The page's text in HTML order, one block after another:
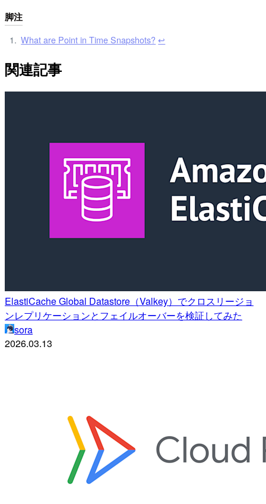
脚注
What are Point in Time Snapshots? ↩︎
関連記事
ElastiCache Global Datastore（Valkey）でクロスリージョ
ンレプリケーションとフェイルオーバーを検証してみた
sora
2026.03.13